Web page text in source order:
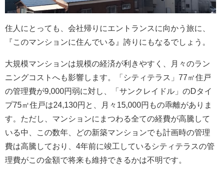
住人にとっても、会社帰りにエントランスに向かう旅に、
『このマンションに住んでいる』誇りにもなるでしょう。
大規模マンションは規模の経済が利きやすく、月々のラン
ニングコストへも影響します。「シティテラス」77㎡住戸
の管理費が9,000円弱に対し、「サンクレイドル」のDタイ
プ75㎡住戸は24,130円と、月々15,000円もの乖離がありま
す。ただし、マンションにまつわる全ての経費が高騰して
いる中、この数年、どの新築マンションでも計画時の管理
費は高騰しており、4年前に竣工しているシティテラスの管
理費がこの金額で将来も維持できるかは不明です。